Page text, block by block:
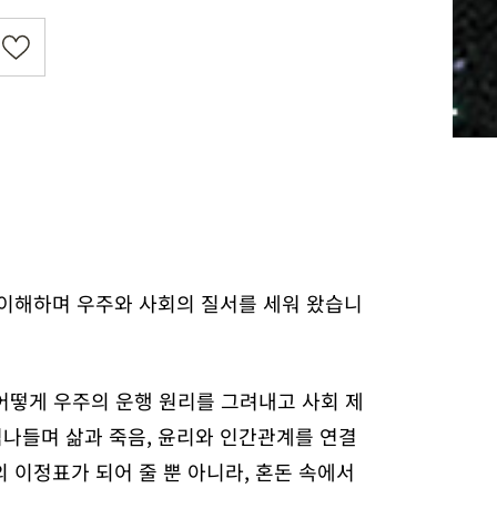
하며 우주와 사회의 질서를 세워 왔습니
게 우주의 운행 원리를 그려내고 사회 제
들며 삶과 죽음, 윤리와 인간관계를 연결
정표가 되어 줄 뿐 아니라, 혼돈 속에서